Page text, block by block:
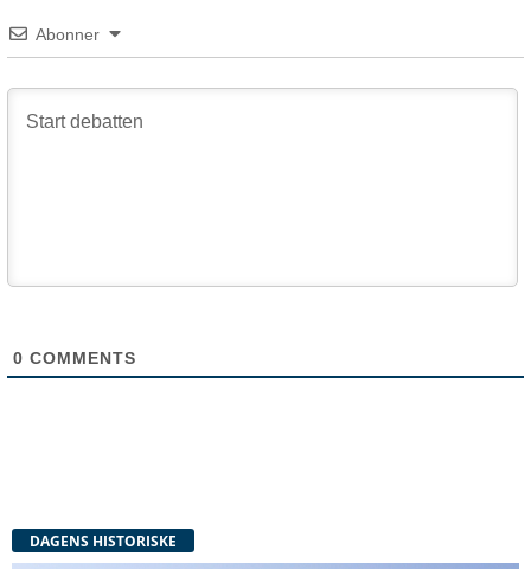
Abonner
0 COMMENTS
DAGENS HISTORISKE